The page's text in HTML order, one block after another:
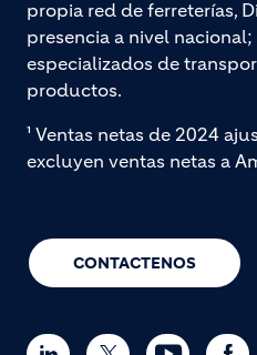
CONTACTENOS
propia red de ferreterías,
presencia a nivel
especializados de
productos.
¹ Ventas netas de 2024
excluyen ventas netas a